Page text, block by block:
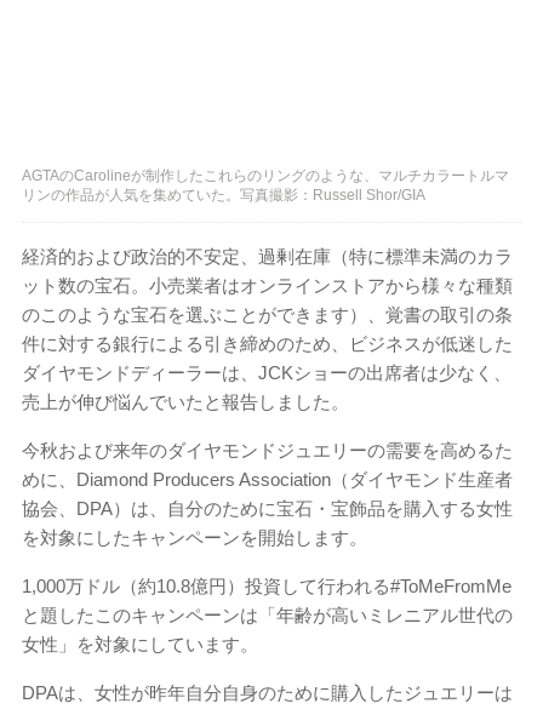
AGTAのCarolineが制作したこれらのリングのような、マルチカラートルマ
リンの作品が人気を集めていた。写真撮影：Russell Shor/GIA
経済的および政治的不安定、過剰在庫（特に標準未満のカラ
ット数の宝石。小売業者はオンラインストアから様々な種類
のこのような宝石を選ぶことができます）、覚書の取引の条
件に対する銀行による引き締めのため、ビジネスが低迷した
ダイヤモンドディーラーは、JCKショーの出席者は少なく、
売上が伸び悩んでいたと報告しました。
今秋および来年のダイヤモンドジュエリーの需要を高めるた
めに、Diamond Producers Association（ダイヤモンド生産者
協会、DPA）は、自分のために宝石・宝飾品を購入する女性
を対象にしたキャンペーンを開始します。
1,000万ドル（約10.8億円）投資して行われる#ToMeFromMe
と題したこのキャンペーンは「年齢が高いミレニアル世代の
女性」を対象にしています。
DPAは、女性が昨年自分自身のために購入したジュエリーは